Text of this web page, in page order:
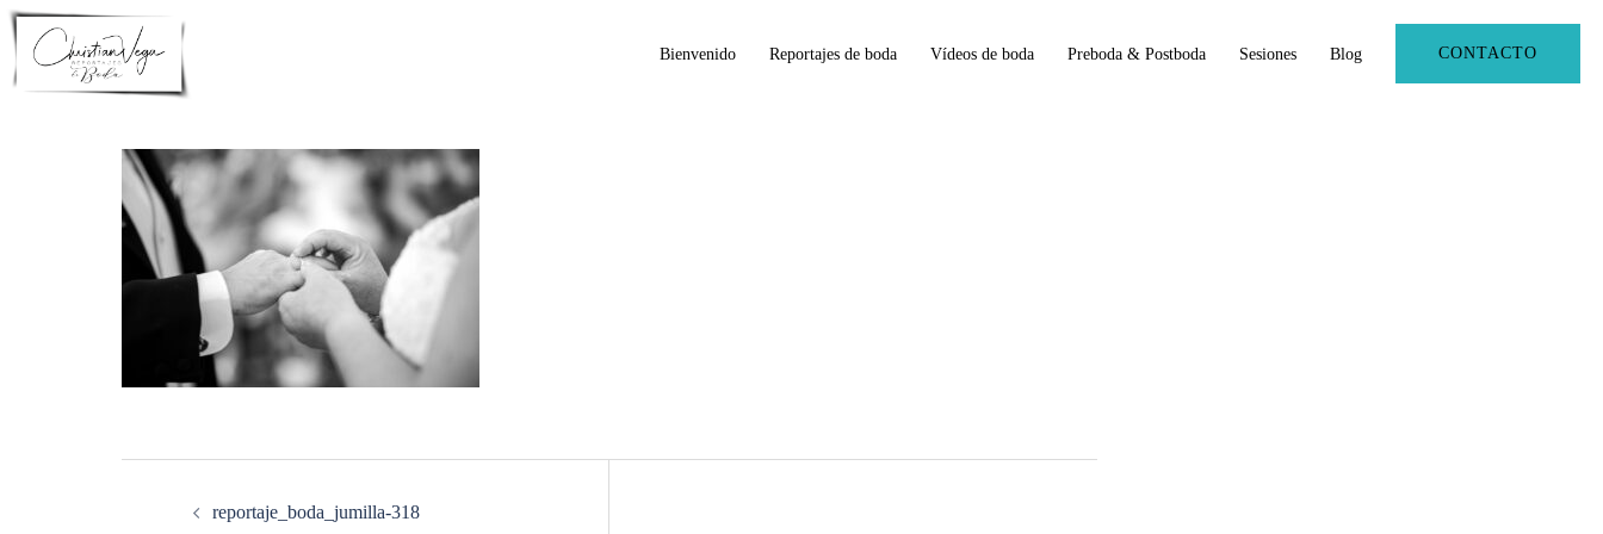
Saltar
al
contenido
Bienvenido Reportajes de boda Vídeos de boda Preboda & Postboda Sesiones Blog CONTACTO
reportaje_boda_jumilla-318